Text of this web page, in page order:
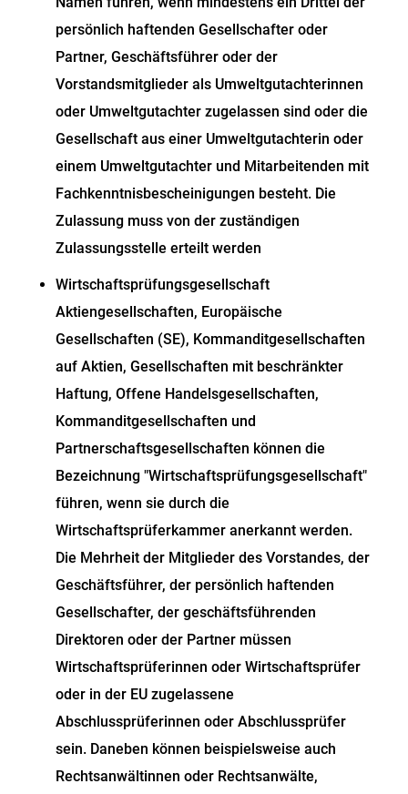
persönlich haftenden Gesellschafter oder
Partner, Geschäftsführer oder der
Vorstandsmitglieder als Umweltgutachterinnen
oder Umweltgutachter zugelassen sind oder die
Gesellschaft aus einer Umweltgutachterin oder
einem Umweltgutachter und Mitarbeitenden mit
Fachkenntnisbescheinigungen besteht. Die
Zulassung muss von der zuständigen
Zulassungsstelle erteilt werden
Wirtschaftsprüfungsgesellschaft
Aktiengesellschaften, Europäische
Gesellschaften (SE), Kommanditgesellschaften
auf Aktien, Gesellschaften mit beschränkter
Haftung, Offene Handelsgesellschaften,
Kommanditgesellschaften und
Partnerschaftsgesellschaften können die
Bezeichnung "Wirtschaftsprüfungsgesellschaft"
führen, wenn sie durch die
Wirtschaftsprüferkammer anerkannt werden.
Die Mehrheit der Mitglieder des Vorstandes, der
Geschäftsführer, der persönlich haftenden
Gesellschafter, der geschäftsführenden
Direktoren oder der Partner müssen
Wirtschaftsprüferinnen oder Wirtschaftsprüfer
oder in der EU zugelassene
Abschlussprüferinnen oder Abschlussprüfer
sein. Daneben können beispielsweise auch
Rechtsanwältinnen oder Rechtsanwälte,